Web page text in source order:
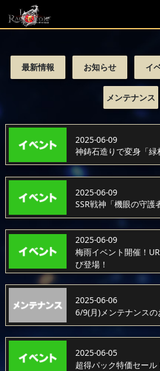
最新情報 お知らせ イ
メンテナンス
2025-06-09
神鋳石造りで変身「緑
2025-06-09
SSR戦神「機眼の守護
2025-06-09
梅雨イベント開催！
び登場！
2025-06-06
6/9(月)メンテナンスの
2025-06-05
超得パック特価セール